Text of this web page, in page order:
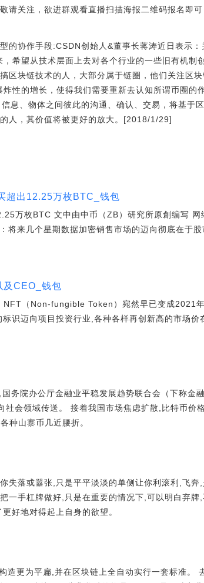
请关注，欲进群观看直播扫描海报二维码报名即可
的协作手段:CSDN创始人&董事长蒋涛近日表示：
希望从技术层面上去对各个行业的一些旧有机制
区块链技术的人，大部分属于链圈，他们关注区
性的增长，使得我们需要重新去认知所谓币圈的
息、物体之间彼此的沟通、确认、交易，将基于
人，其价值将被更好的放大。[2018/1/29]
超出12.25万枚BTC_钱包
万枚BTC 文中由中币（ZB）研究所原創编写 网
来几个星期数据加密销售市场的迈向彻底在于
及CEO_钱包
（Non-fungible Token）宛然早已变成2021
识迈向项目投资行业,各种各样再创新高的市场价
务院办公厅金融业平稳发展趋势联合会（下称金
会领域传送。 接着我国市场焦虑扩散,比特币价
种山寨币几近腰折。
失落或嚣张,只是平平淡淡的单侧让你利滚利,飞奔,
一手杠牌做好,只是在重要的情况下,可以明白弃牌
好地对得起上自身的欲望。
造更为平扁,并在区块链上全自动实行一套标准。